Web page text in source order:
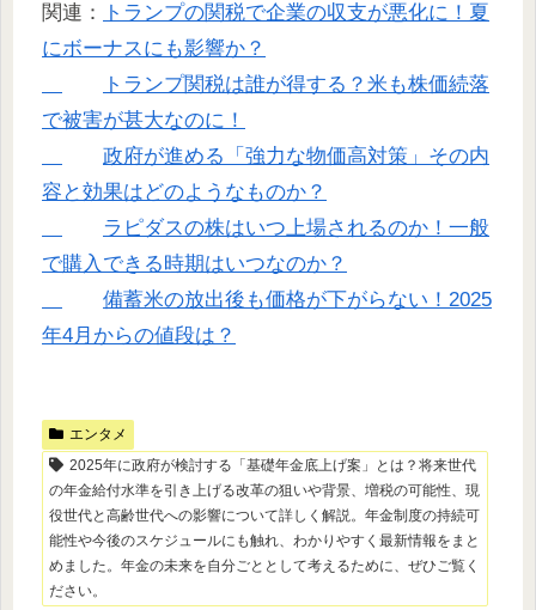
関連：
トランプの関税で企業の収支が悪化に！夏
にボーナスにも影響か？
トランプ関税は誰が得する？米も株価続落
で被害が甚大なのに！
政府が進める「強力な物価高対策」その内
容と効果はどのようなものか？
ラピダスの株はいつ上場されるのか！一般
で購入できる時期はいつなのか？
備蓄米の放出後も価格が下がらない！2025
年4月からの値段は？
エンタメ
2025年に政府が検討する「基礎年金底上げ案」とは？将来世代
の年金給付水準を引き上げる改革の狙いや背景、増税の可能性、現
役世代と高齢世代への影響について詳しく解説。年金制度の持続可
能性や今後のスケジュールにも触れ、わかりやすく最新情報をまと
めました。年金の未来を自分ごととして考えるために、ぜひご覧く
ださい。